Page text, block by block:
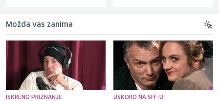
Možda vas zanima
ISKRENO PRIZNANJE USKORO NA SFF-U